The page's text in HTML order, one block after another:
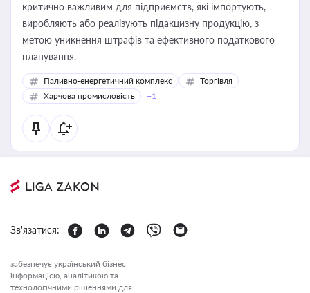
критично важливим для підприємств, які імпортують,
виробляють або реалізують підакцизну продукцію, з
метою уникнення штрафів та ефективного податкового
планування.
Паливно-енергетичний комплекс
Торгівля
Харчова промисловість
+1
Зв'язатися:
забезпечує український бізнес
інформацією, аналітикою та
технологічними рішеннями для